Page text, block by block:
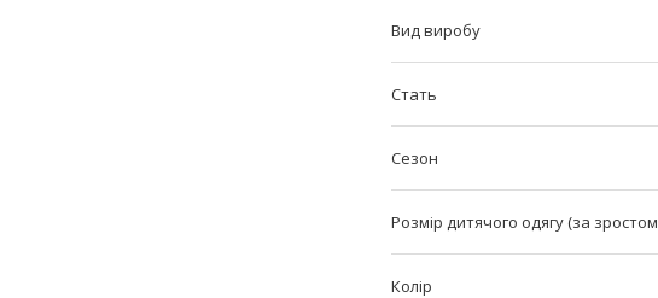
Вид виробу
Стать
Сезон
Розмір дитячого одягу (за
Колір